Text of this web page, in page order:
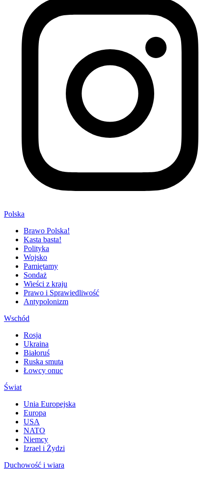
Polska
Brawo Polska!
Kasta basta!
Polityka
Wojsko
Pamiętamy
Sondaż
Wieści z kraju
Prawo i Sprawiedliwość
Antypolonizm
Wschód
Rosja
Ukraina
Białoruś
Ruska smuta
Łowcy onuc
Świat
Unia Europejska
Europa
USA
NATO
Niemcy
Izrael i Żydzi
Duchowość i wiara